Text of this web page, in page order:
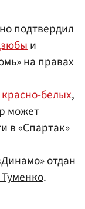
подтвердил
и
на правах
белых,
может
в «Спартак»
отдан
.